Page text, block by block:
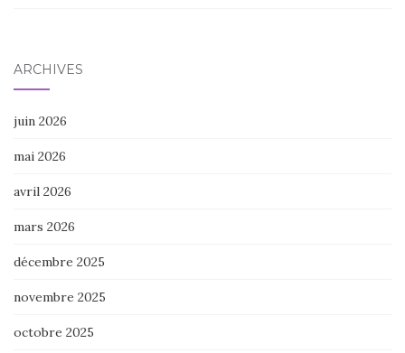
ARCHIVES
juin 2026
mai 2026
avril 2026
mars 2026
décembre 2025
novembre 2025
octobre 2025